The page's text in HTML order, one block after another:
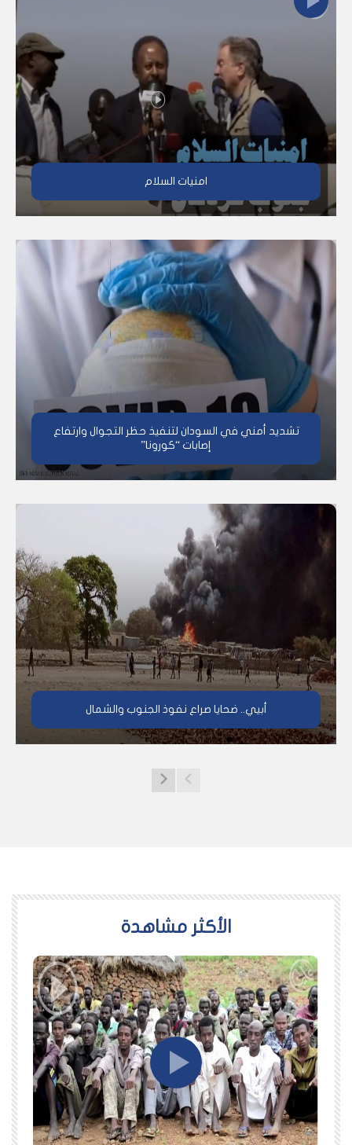
امنيات السلام
تشديد أمني في السودان لتنفيذ حظر التجوال وارتفاع
إصابات “كورونا”
أبيي.. ضحايا صراع نفوذ الجنوب والشمال
اﻷكثر مشاهدة